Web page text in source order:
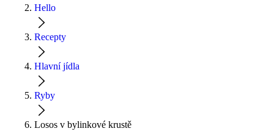
Hello
Recepty
Hlavní jídla
Ryby
Losos v bylinkové krustě